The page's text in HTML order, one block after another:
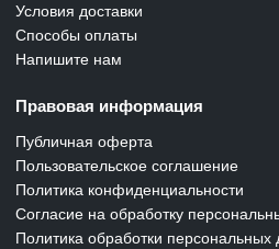
Условия доставки
Способы оплаты
Напишите нам
Правовая информация
Публичная оферта
Пользовательское соглашение
Политика конфиденциальности
Согласие на обработку
Политика обработки персональных